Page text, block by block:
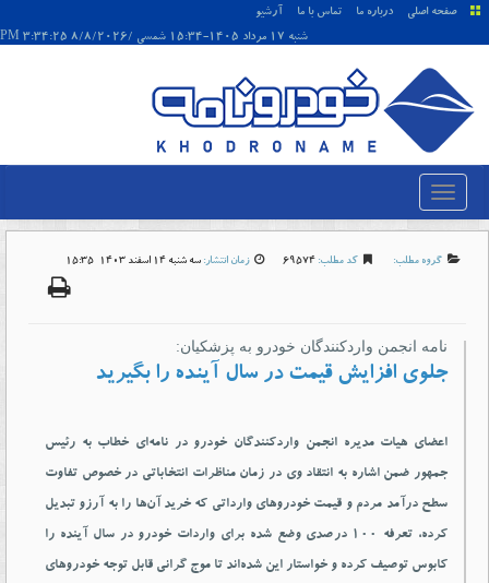
صفحه اصلی درباره ما تماس با ما
آرشیو
شنبه 17 مرداد 1405-15:34 شمسی /8/8/2026 3:34:25 PM
گروه مطلب: کد مطلب: 69574 زمان انتشار: سه شنبه 14 اسفند 1403-15:35
نامه انجمن واردکنندگان خودرو به پزشکیان:
جلوی افزایش قیمت در سال آینده را بگیرید
اعضای هیات مدیره انجمن واردکنندگان خودرو در نامه‌ای خطاب به رئیس
جمهور ضمن اشاره به انتقاد وی در زمان مناظرات انتخاباتی در خصوص تفاوت
سطح درآمد مردم و قیمت خودروهای وارداتی که خرید آن‌ها را به آرزو تبدیل
کرده، تعرفه ۱۰۰ درصدی وضع شده برای واردات خودرو در سال آینده را
کابوس توصیف کرده و خواستار این شده‌اند تا موج گرانی قابل توجه خودروهای